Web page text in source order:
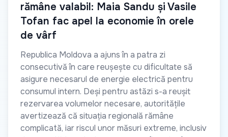
rămâne valabil: Maia Sandu și Vasile
Tofan fac apel la economie în orele
de vârf
Republica Moldova a ajuns în a patra zi
consecutivă în care reușește cu dificultate să
asigure necesarul de energie electrică pentru
consumul intern. Deși pentru astăzi s-a reușit
rezervarea volumelor necesare, autoritățile
avertizează că situația regională rămâne
complicată, iar riscul unor măsuri extreme, inclusiv